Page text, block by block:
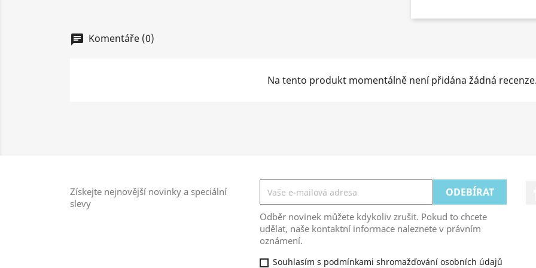
chat Komentáře (0)
Na tento produkt momentálně není přidána žádná recenze.
Získejte nejnovější novinky a speciální
slevy
Odběr novinek můžete kdykoliv zrušit. Pokud to chcete
udělat, naše kontaktní informace naleznete v právním
oznámení.
Souhlasím s podmínkami shromažďování osobních údajů